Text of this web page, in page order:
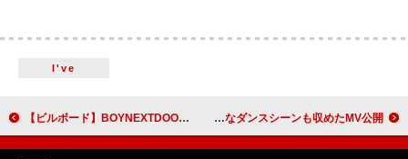
I've
【ビルボード】BOYNEXTDOOR『BOYLIFE』43.1万枚でシングル・セールス首位獲得 BE:FIRSTが「Secret Garden」へ誘う、妖艶なダンスシーンも収めたMV公開